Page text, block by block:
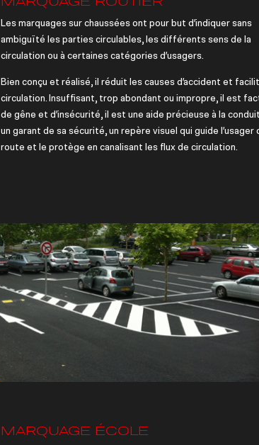
Les marquages sur chaussées ont pour but d’indiquer sans
ambiguïté les parties circulables, les différents sens de la
circulation ou à certaines catégories d’usagers.
Bien conçu et réalisé, il réduit les causes d’accident et
circulation. Insuffisant, trop abondant ou impropre, il est
de gêne et d’insécurité, il est une aide précieuse à la
un garant de sa sécurité, un repère visuel qui guide l’usager
route et le protège en canalisant les flux de circulation.
MARQUAGE ÉCOLE